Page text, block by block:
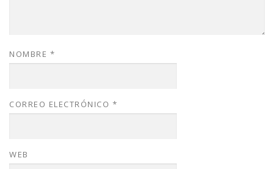
NOMBRE *
CORREO ELECTRÓNICO *
WEB